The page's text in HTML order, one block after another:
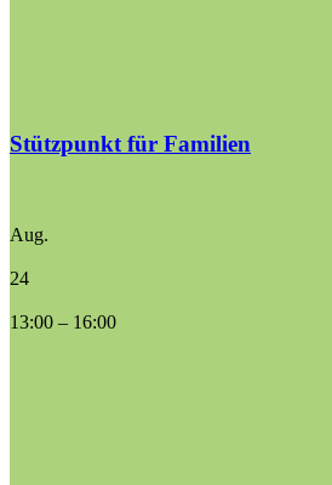
Stützpunkt für Familien
Aug.
24
13:00 – 16:00